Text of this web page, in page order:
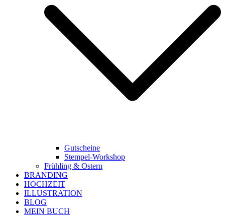
Gutscheine
Stempel-Workshop
Frühling & Ostern
BRANDING
HOCHZEIT
ILLUSTRATION
BLOG
MEIN BUCH